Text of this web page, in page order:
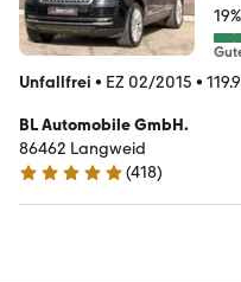
Unfallfrei • EZ 02/2015 •
BL Automobile GmbH.
86462 Langweid
4.8 Sterne
(418)